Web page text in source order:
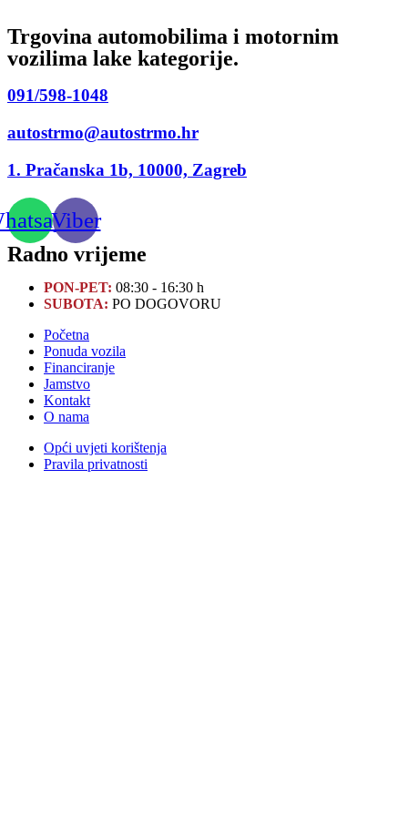
Trgovina automobilima i motornim
vozilima lake kategorije.
091/598-1048
autostrmo@autostrmo.hr
1. Pračanska 1b, 10000, Zagreb
Viber
Radno vrijeme
PON-PET: 08:30 - 16:30 h
SUBOTA: PO DOGOVORU
Početna
Ponuda vozila
Financiranje
Jamstvo
Kontakt
O nama
Opći uvjeti korištenja
Pravila privatnosti